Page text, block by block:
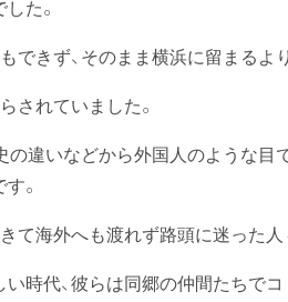
た。
できず、そのまま横浜に留まるよ
されていました。
の違いなどから外国人のような目
。
て海外へも渡れず路頭に迷った人
時代、彼らは同郷の仲間たちで